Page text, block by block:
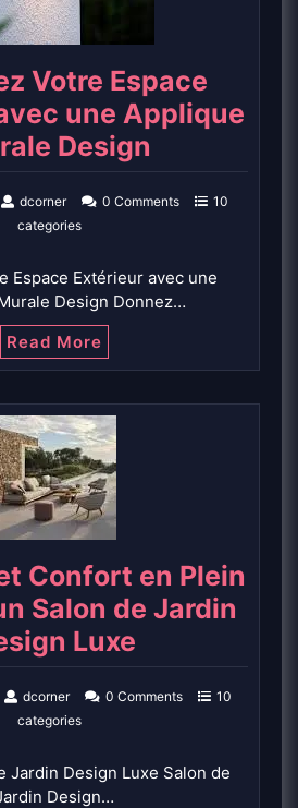
Votre Espace
une Applique
Design
dcorner 0 Comments
10
categories
Espace Extérieur avec une
Design Donnez…
Read More
Confort en Plein
Salon de Jardin
Luxe
dcorner 0 Comments
10
categories
Jardin Design Luxe Salon de
Design…